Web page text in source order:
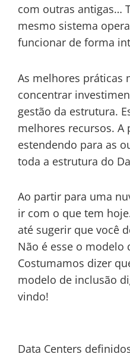
com outras antigas…
mesmo sistema
funcionar de forma
As melhores práticas
concentrar
gestão da estrutura.
melhores recursos. A
estendendo para as
toda a estrutura do
Ao partir para uma
ir com o que tem
até sugerir que você
Não é esse o modelo
Costumamos dizer
modelo de inclusão
vindo!
Data Centers